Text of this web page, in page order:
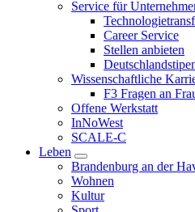
Service für
Career Service
Stellen anbieten
Wissenschaftliche
F3 Fragen an
Offene Werkstatt
InNoWest
SCALE-C
Leben
Brandenburg an der
Wohnen
Kultur